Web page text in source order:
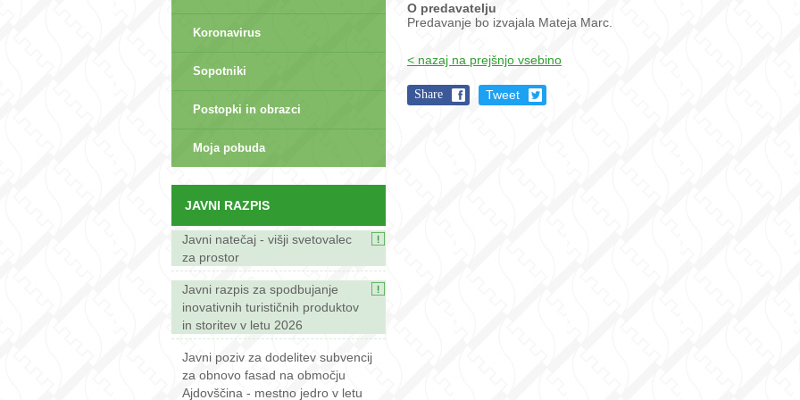
Koronavirus
Sopotniki
Postopki in obrazci
Moja pobuda
JAVNI RAZPIS
Javni natečaj - višji svetovalec
za prostor
Javni razpis za spodbujanje
inovativnih turističnih produktov
in storitev v letu 2026
Javni poziv za dodelitev subvencij
za obnovo fasad na območju
Ajdovščina - mestno jedro v letu
O predavatelju
Predavanje bo izvajala Mateja Marc.
< nazaj na prejšnjo vsebino
Share
Tweet